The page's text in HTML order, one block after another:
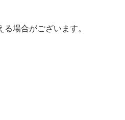
場合がございます。